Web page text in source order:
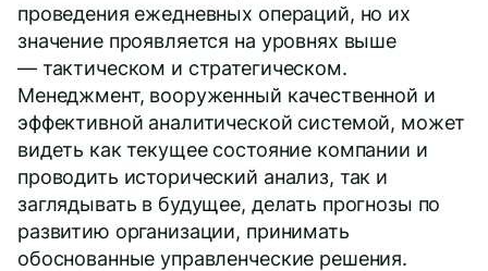
проведения ежедневных операций, но их
значение проявляется на уровнях выше
— тактическом и стратегическом.
Менеджмент, вооруженный качественной и
эффективной аналитической системой, может
видеть как текущее состояние компании и
проводить исторический анализ, так и
заглядывать в будущее, делать прогнозы по
развитию организации, принимать
обоснованные управленческие решения.